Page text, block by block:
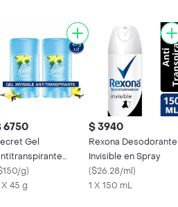
6750
Gel
Pack
g)
X 45 g
$ 3940
Rexona Desodorante
Invisible en Spray
($26.28/ml)
1 X 150 mL